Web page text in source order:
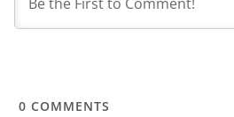
0 COMMENTS